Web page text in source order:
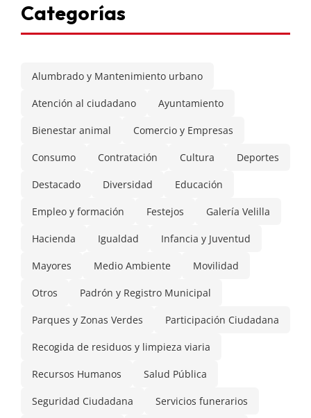
Categorías
Alumbrado y Mantenimiento urbano
Atención al ciudadano Ayuntamiento
Bienestar animal Comercio y Empresas
Consumo Contratación Cultura Deportes
Destacado Diversidad Educación
Empleo y formación Festejos Galería Velilla
Hacienda Igualdad Infancia y Juventud
Mayores Medio Ambiente Movilidad
Otros Padrón y Registro Municipal
Parques y Zonas Verdes Participación Ciudadana
Recogida de residuos y limpieza viaria
Recursos Humanos Salud Pública
Seguridad Ciudadana Servicios funerarios